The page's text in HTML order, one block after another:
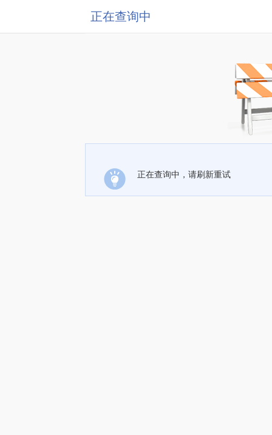
正在查询中
正在查询中，请刷新重试